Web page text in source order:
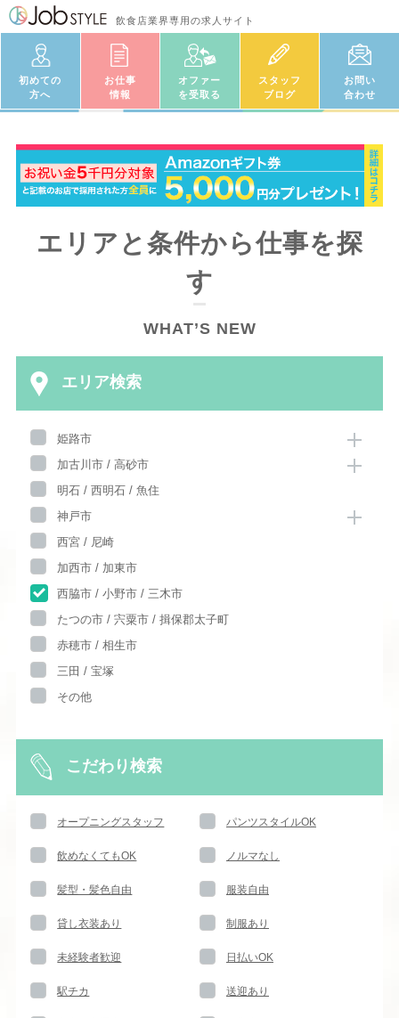
飲食店業界専用の求人サイト
初めての
方へ
お仕事
情報
オファー
を受取る
スタッフ
ブログ
お問い
合わせ
エリアと条件から仕事を探
す
WHAT’S NEW
エリア検索
姫路市
加古川市 / 高砂市
明石 / 西明石 / 魚住
神戸市
西宮 / 尼崎
加西市 / 加東市
西脇市 / 小野市 / 三木市
たつの市 / 宍粟市 / 揖保郡太子町
赤穂市 / 相生市
三田 / 宝塚
その他
こだわり検索
オープニングスタッフ パンツスタイルOK
飲めなくてもOK ノルマなし
髪型・髪色自由 服装自由
貸し衣装あり 制服あり
未経験者歓迎 日払いOK
駅チカ 送迎あり